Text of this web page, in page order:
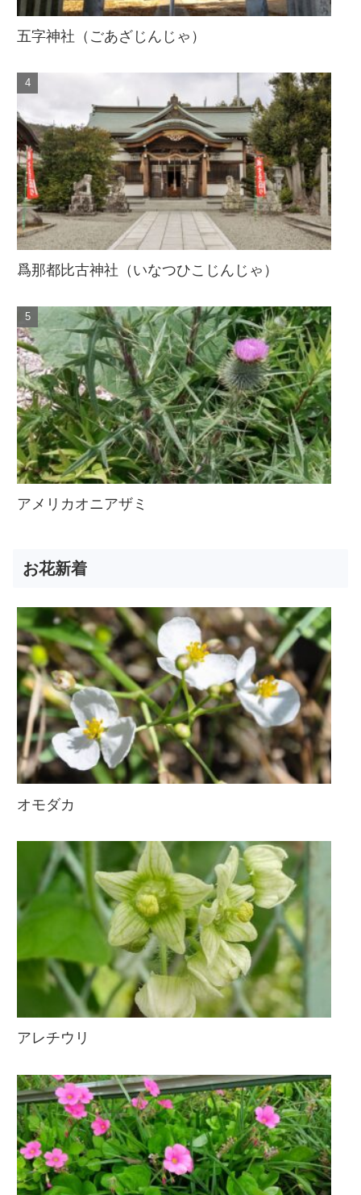
五字神社（ごあざじんじゃ）
爲那都比古神社（いなつひこじんじゃ）
アメリカオニアザミ
お花新着
オモダカ
アレチウリ